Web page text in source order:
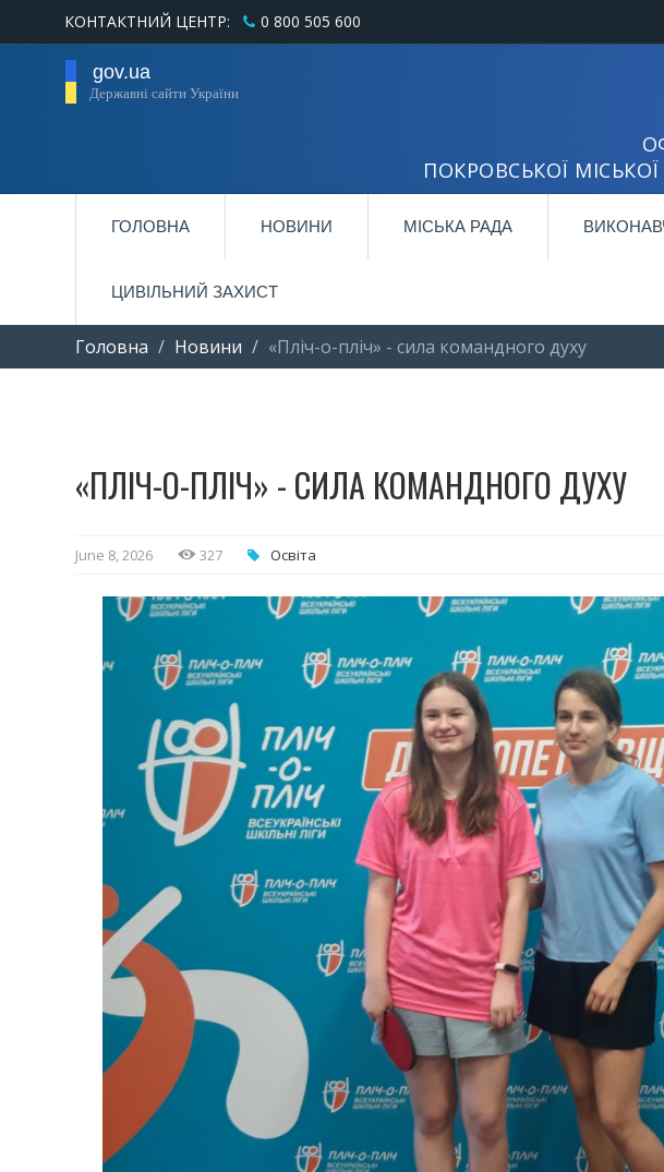
КОНТАКТНИЙ ЦЕНТР: 0 800 505 600
gov.ua
Державні сайти України
ПОКРОВСЬКОЇ
ГОЛОВНА НОВИНИ МІСЬКА РАДА
ЦИВІЛЬНИЙ ЗАХИСТ
Головна Новини «Пліч-о-пліч» - сила командного духу
«ПЛІЧ-О-ПЛІЧ» - СИЛА КОМАНДНОГО ДУХУ
June 8, 2026 327 Освіта